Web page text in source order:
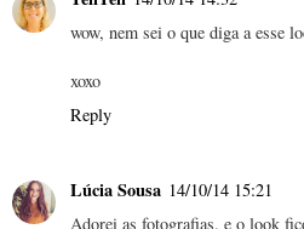
wow, nem sei o que diga a esse
xoxo
Reply
Lúcia Sousa 14/10/14 15:21
Adorei as fotografias, e o look